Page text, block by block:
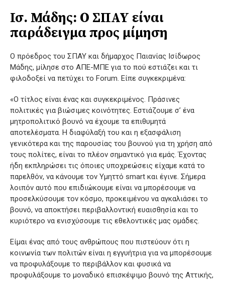
Ισ. Μάδης: Ο ΣΠΑΥ είναι
παράδειγμα προς μίμηση
Ο πρόεδρος του ΣΠΑΥ και δήμαρχος Παιανίας Ισίδωρος
Μάδης, μίλησε στο ΑΠΕ-ΜΠΕ για το πού εστιάζει και τι
φιλοδοξεί να πετύχει το Forum. Είπε συγκεκριμένα:
«Ο τίτλος είναι ένας και συγκεκριμένος. Πράσινες
πολιτικές για βιώσιμες κοινότητες. Εστιάζουμε σ’ ένα
μητροπολιτικό βουνό να έχουμε τα επιθυμητά
αποτελέσματα. Η διαφύλαξή του και η εξασφάλιση
γενικότερα και της παρουσίας του βουνού για τη χρήση από
τους πολίτες, είναι το πλέον σημαντικό για εμάς. Έχοντας
ήδη εκπληρώσει τις όποιες υποχρεώσεις είχαμε κατά το
παρελθόν, να κάνουμε τον Υμηττό smart και έγινε. Σήμερα
λοιπόν αυτό που επιδιώκουμε είναι να μπορέσουμε να
προσελκύσουμε τον κόσμο, προκειμένου να αγκαλιάσει το
βουνό, να αποκτήσει περιβαλλοντική ευαισθησία και το
κυριότερο να ενισχύσουμε τις εθελοντικές μας ομάδες.
Είμαι ένας από τους ανθρώπους που πιστεύουν ότι η
κοινωνία των πολιτών είναι η εγγυήτρια για να μπορέσουμε
να προφυλάξουμε το περιβάλλον και φυσικά να
προφυλάξουμε το μοναδικό επισκέψιμο βουνό της Αττικής,